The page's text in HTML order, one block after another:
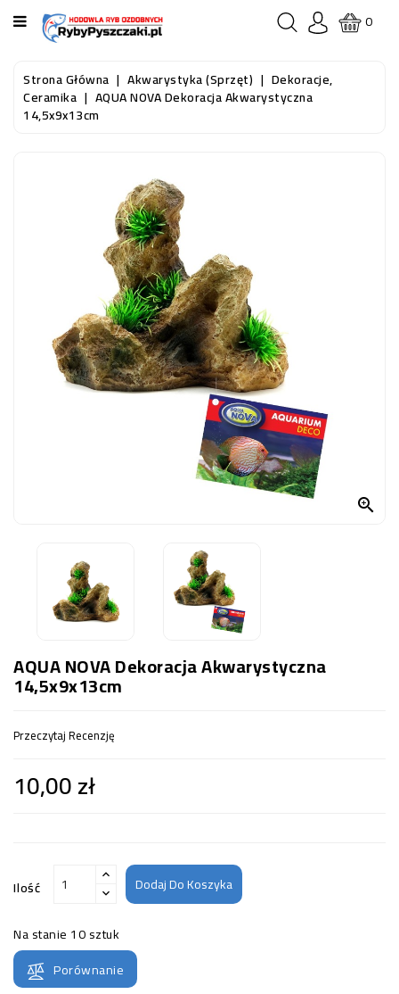
KATEGORIA
STRONA
GŁÓWNA
AKWARYSTYKA
(SPRZĘT)
0
Strona Główna Akwarystyka (sprzęt) Dekoracje,
Ceramika AQUA NOVA Dekoracja Akwarystyczna
14,5x9x13cm

AQUA NOVA Dekoracja Akwarystyczna
14,5x9x13cm
Przeczytaj Recenzję
10,00 zł
Ilość Dodaj Do Koszyka
Na stanie 10 sztuk
Porównanie